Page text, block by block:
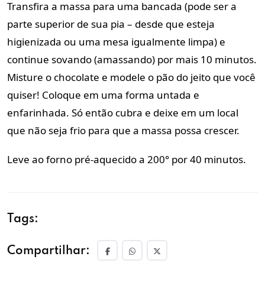
Transfira a massa para uma bancada (pode ser a
parte superior de sua pia – desde que esteja
higienizada ou uma mesa igualmente limpa) e
continue sovando (amassando) por mais 10 minutos.
Misture o chocolate e modele o pão do jeito que você
quiser! Coloque em uma forma untada e
enfarinhada. Só então cubra e deixe em um local
que não seja frio para que a massa possa crescer.
Leve ao forno pré-aquecido a 200° por 40 minutos.
Tags:
Compartilhar: